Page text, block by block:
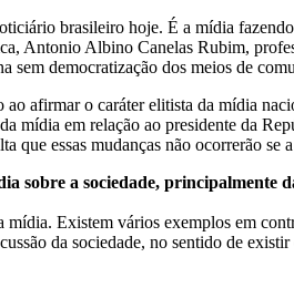
brasileiro hoje. É a mídia
Antonio Albino Canelas Rubim,
sem democratização dos meios de
afirmar o caráter elitista da mídia
mídia em relação ao presidente da
que essas mudanças não ocorrerão
sobre a sociedade, principalmente
mídia. Existem vários exemplos em
da sociedade, no sentido de